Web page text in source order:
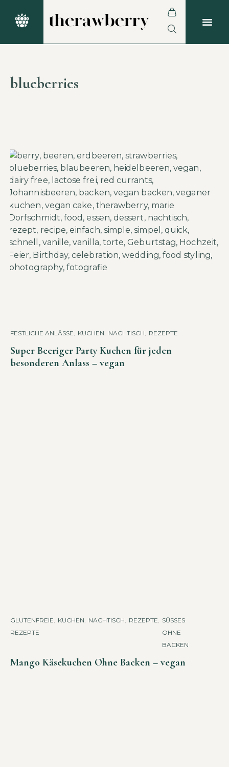
blueberries
FESTLICHE ANLÄSSE KUCHEN NACHTISCH REZEPTE
Super Beeriger Party Kuchen für jeden
besonderen Anlass – vegan
GLUTENFREIE
REZEPTE
KUCHEN NACHTISCH REZEPTE
SÜSSES O
HNE B
ACKEN
Mango Käsekuchen Ohne Backen – vegan